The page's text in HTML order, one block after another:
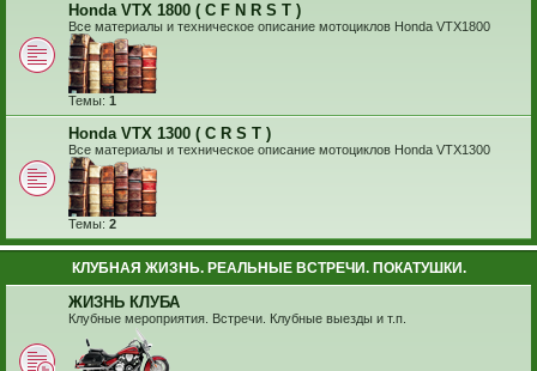
Honda VTX 1800 ( C F N R S T )
Все материалы и техническое описание мотоциклов Honda VTX1800
Темы: 1
Honda VTX 1300 ( C R S T )
Все материалы и техническое описание мотоциклов Honda VTX1300
Темы: 2
КЛУБНАЯ ЖИЗНЬ. РЕАЛЬНЫЕ ВСТРЕЧИ. ПОКАТУШКИ.
ЖИЗНЬ КЛУБА
Клубные мероприятия. Встречи. Клубные выезды и т.п.